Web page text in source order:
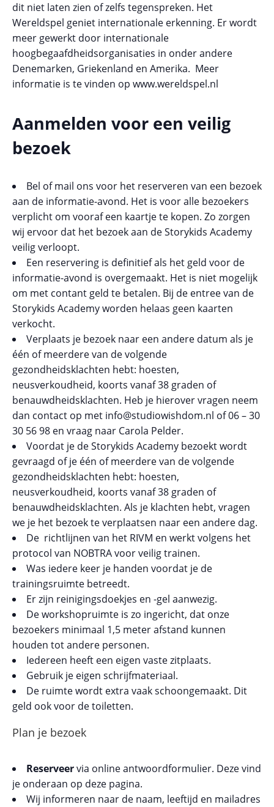
dit niet laten zien of zelfs tegenspreken. Het
Wereldspel geniet internationale erkenning. Er wordt
meer gewerkt door internationale
hoogbegaafdheidsorganisaties in onder andere
Denemarken, Griekenland en Amerika. Meer
informatie is te vinden op www.wereldspel.nl
Aanmelden voor een veilig
bezoek
Bel of mail ons voor het reserveren van een bezoek
aan de informatie-avond. Het is voor alle bezoekers
verplicht om vooraf een kaartje te kopen. Zo zorgen
wij ervoor dat het bezoek aan de Storykids Academy
veilig verloopt.
Een reservering is definitief als het geld voor de
informatie-avond is overgemaakt. Het is niet mogelijk
om met contant geld te betalen. Bij de entree van de
Storykids Academy worden helaas geen kaarten
verkocht.
Verplaats je bezoek naar een andere datum als je
één of meerdere van de volgende
gezondheidsklachten hebt: hoesten,
neusverkoudheid, koorts vanaf 38 graden of
benauwdheidsklachten. Heb je hierover vragen neem
dan contact op met info@studiowishdom.nl of 06 – 30
30 56 98 en vraag naar Carola Pelder.
Voordat je de Storykids Academy bezoekt wordt
gevraagd of je één of meerdere van de volgende
gezondheidsklachten hebt: hoesten,
neusverkoudheid, koorts vanaf 38 graden of
benauwdheidsklachten. Als je klachten hebt, vragen
we je het bezoek te verplaatsen naar een andere dag.
De richtlijnen van het RIVM en werkt volgens het
protocol van NOBTRA voor veilig trainen.
Was iedere keer je handen voordat je de
trainingsruimte betreedt.
Er zijn reinigingsdoekjes en -gel aanwezig.
De workshopruimte is zo ingericht, dat onze
bezoekers minimaal 1,5 meter afstand kunnen
houden tot andere personen.
Iedereen heeft een eigen vaste zitplaats.
Gebruik je eigen schrijfmateriaal.
De ruimte wordt extra vaak schoongemaakt. Dit
geld ook voor de toiletten.
Plan je bezoek
Reserveervia online antwoordformulier. Deze vind
je onderaan op deze pagina.
Wij informeren naar de naam, leeftijd en mailadres